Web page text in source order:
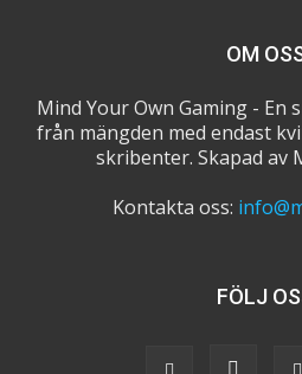
OM
Mind Your Own Gaming - En
från mängden med endast
skribenter. Skapad av
Kontakta oss:
FÖLJ